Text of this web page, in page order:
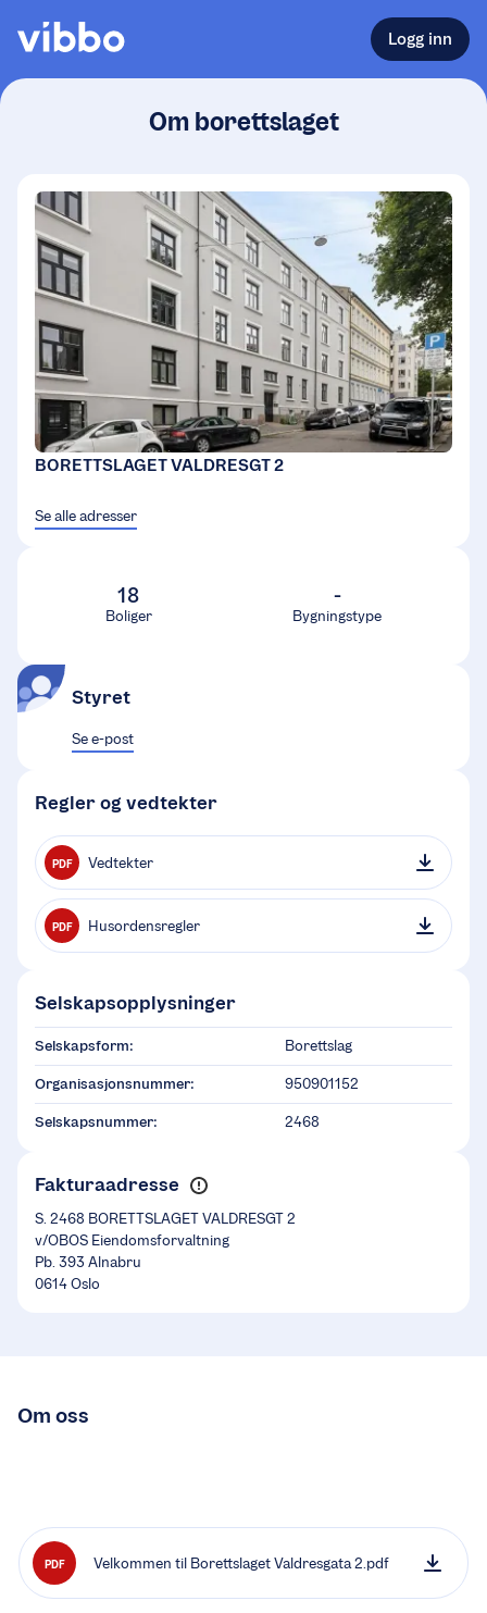
Logg inn
Om borettslaget
BORETTSLAGET VALDRESGT 2
Se alle adresser
18
Boliger
-
Bygningstype
Styret
Se e-post
Regler og vedtekter
PDF Vedtekter
PDF Husordensregler
Selskapsopplysninger
Selskapsform: Borettslag
Organisasjonsnummer: 950901152
Selskapsnummer: 2468
Fakturaadresse
S. 2468 BORETTSLAGET VALDRESGT 2
v/OBOS Eiendomsforvaltning
Pb. 393 Alnabru
0614 Oslo
Om oss
PDF Velkommen til Borettslaget Valdresgata 2.pdf